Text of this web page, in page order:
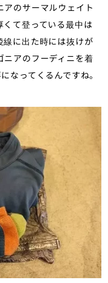
のサーマルウェイト
て登っている最中は
線に出た時には抜けが
ニアのフーディニを着
なってくるんですね。